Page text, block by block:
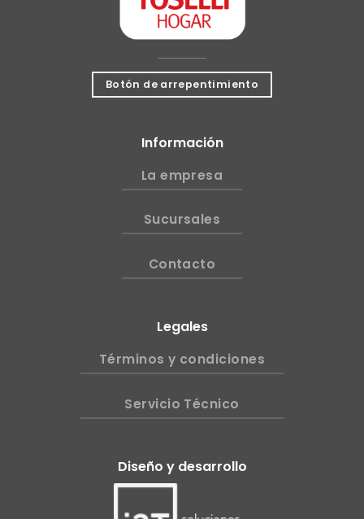
Botón de arrepentimiento
Información
La empresa
Sucursales
Contacto
Legales
Términos y condiciones
Servicio Técnico
Diseño y desarrollo